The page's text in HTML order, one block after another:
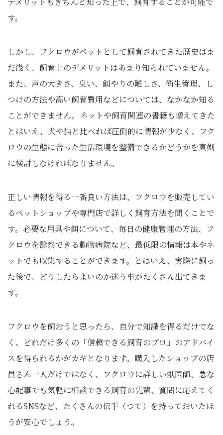
す。
しかし、フクロウがペットとして飼育されてきた歴史はま
だ浅く、飼育上のデメリットはあまり知られていません。
また、声の大きさ、臭い、餌やりの難しさ、衛生管理、し
つけの方法や高い飼育費用などについては、なかなか知る
ことができません。ネットや飼育関連の書籍も増えてきた
とはいえ、犬や猫と比べれば圧倒的に情報が少なく、フク
ロウの生態に合った生活環境を整備できるかどうかを真剣
に検討しなければなりません。
正しい情報を得る一番良い方法は、フクロウを販売してい
るペットショップや専門店で詳しく飼育方法を聞くことで
す。必要な用具や餌について、毎日の健康管理の方法、フ
クロウを診察できる動物病院など、最低限の情報は本やネ
ットでも収集することができます。とはいえ、実際に飼っ
た後で、どうしたらよいのか迷う事がたくさん出てきま
す。
フクロウを飼おうと思ったら、自分で知識を得るだけでな
く、どれだけ多くの「信頼できる飼育のプロ」のアドバイ
スを得られるかがカギとなります。購入したショップの店
員さん一人だけではなく、フクロウに詳しい獣医師、急な
心配事でも気軽に相談できる飼育の先輩、質問に応えてく
れるSNSなど、たくさんの伝手（つて）を持っておいたほ
うが安心でしょう。